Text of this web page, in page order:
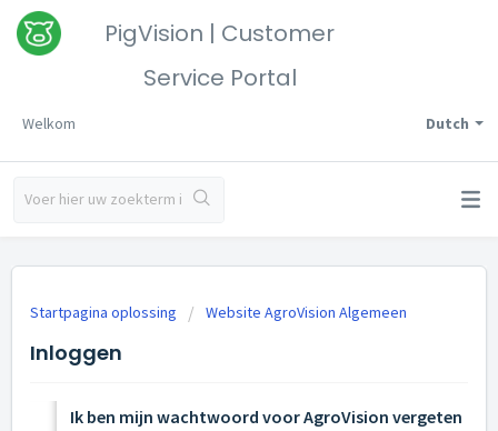
PigVision | Customer
Service Portal
Dutch
Welkom
Startpagina oplossing Website AgroVision Algemeen
Inloggen
Ik ben mijn wachtwoord voor AgroVision vergeten